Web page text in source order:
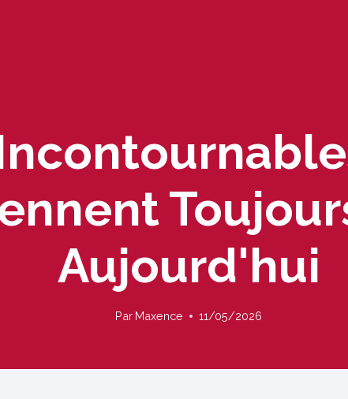
Aujourd'hui
Par Maxence 11/05/2026